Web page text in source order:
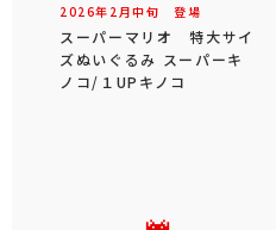
2026年 2 月中旬 登場
スーパーマリオ 特大サイ
ズぬいぐるみ スーパーキ
ノコ/１UPキノコ